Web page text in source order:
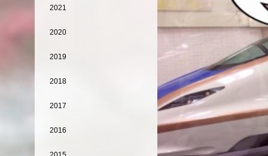
2021
2020
2019
2018
2017
2016